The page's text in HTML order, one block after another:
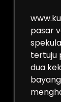
pasar
tertuju
dua